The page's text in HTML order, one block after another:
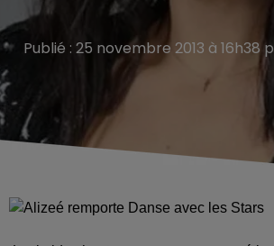
Publié : 25 novembre 2013 à 16h38